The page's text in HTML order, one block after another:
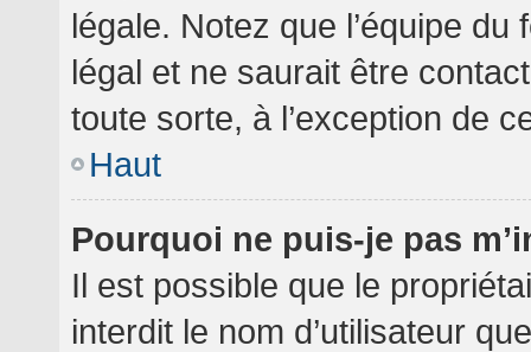
légale. Notez que l’équipe
légal et ne saurait être
toute sorte, à l’exception de
Haut
Pourquoi ne puis-je pas
Il est possible que le
interdit le nom d’utilisateur